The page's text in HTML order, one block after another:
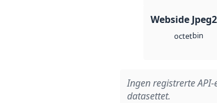
Webside
octetbin
Ingen registrerte
datasettet.